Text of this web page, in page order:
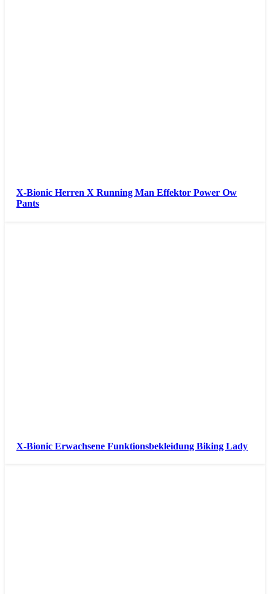
X-Bionic Herren X Running Man Effektor Power Ow
Pants
X-Bionic Erwachsene Funktionsbekleidung Biking Lady